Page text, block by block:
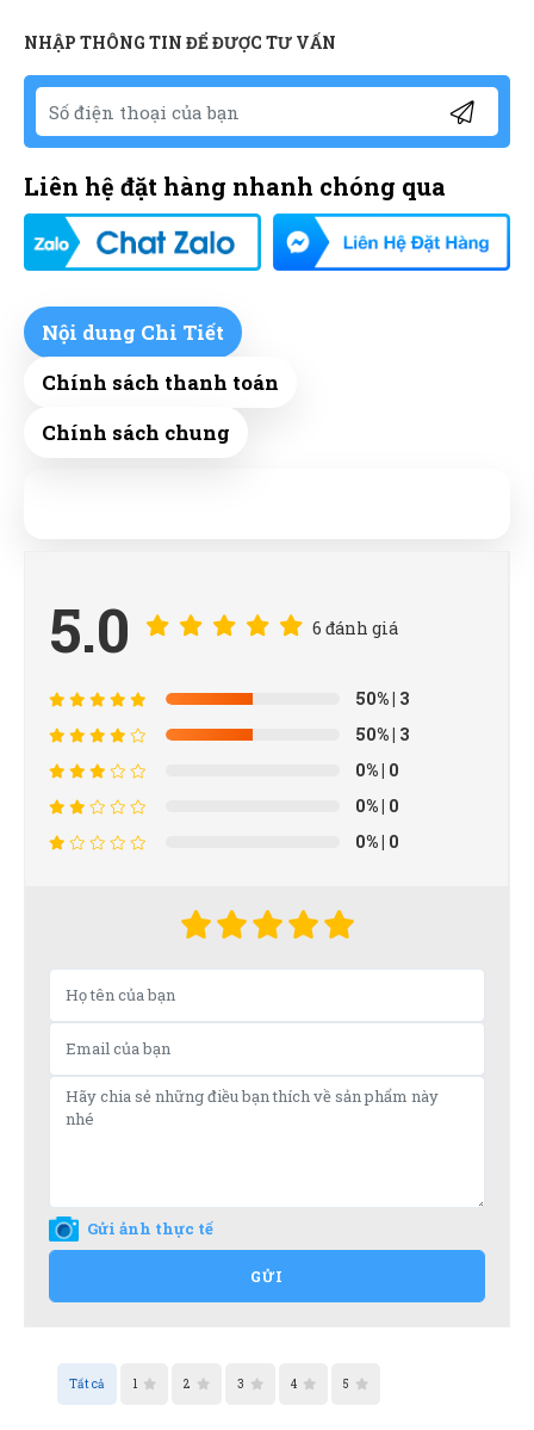
NHẬP THÔNG TIN ĐỂ ĐƯỢC TƯ VẤN
Liên hệ đặt hàng nhanh chóng qua
Nội dung Chi Tiết
Chính sách thanh toán
Chính sách chung
5.0 6 đánh giá
50%| 3
50%| 3
0%| 0
0%| 0
0%| 0
Gửi ảnh thực tế
GỬI
Tất cả 1 2 3 4 5